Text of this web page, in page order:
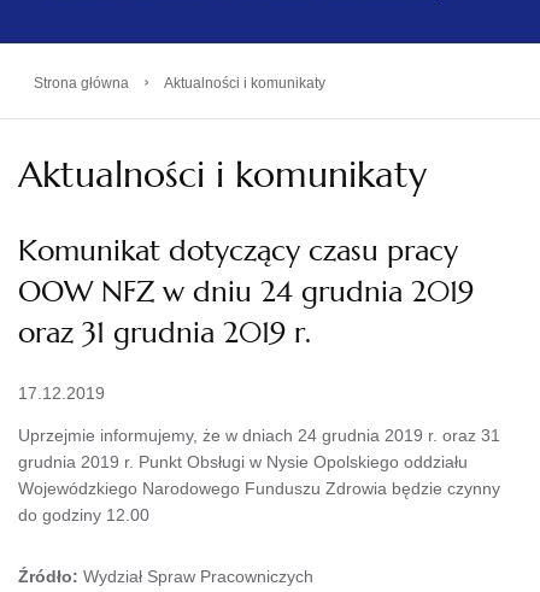
Strona główna › Aktualności i komunikaty
Aktualności i komunikaty
Komunikat dotyczący czasu pracy
OOW NFZ w dniu 24 grudnia 2019
oraz 31 grudnia 2019 r.
17.12.2019
Uprzejmie informujemy, że w dniach 24 grudnia 2019 r. oraz 31
grudnia 2019 r. Punkt Obsługi w Nysie Opolskiego oddziału
Wojewódzkiego Narodowego Funduszu Zdrowia będzie czynny
do godziny 12.00
Źródło: Wydział Spraw Pracowniczych